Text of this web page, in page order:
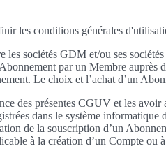
les conditions générales
les sociétés GDM et/ou ses
par un Membre
Le choix et l’achat d’un
des présentes CGUV et les
dans le système
de la souscription d’un
à la création d’un Compte ou